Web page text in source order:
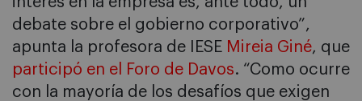
debate sobre el gobierno corporativo”,
apunta la profesora de IESE Mireia Giné, que
participó en el Foro de Davos. “Como ocurre
con la mayoría de los desafíos que exigen